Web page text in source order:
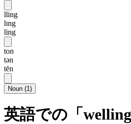
lling
lɪng
ling
ton
tən
tēn
Noun (1)
英語での「